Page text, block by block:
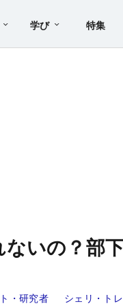
学び 特集
いの？部
・研究者 シェリ・ト